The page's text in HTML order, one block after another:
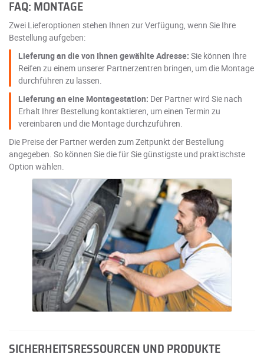
FAQ: MONTAGE
Zwei Lieferoptionen stehen Ihnen zur Verfügung, wenn Sie Ihre
Bestellung aufgeben:
Lieferung an die von Ihnen gewählte Adresse: Sie können Ihre
Reifen zu einem unserer Partnerzentren bringen, um die Montage
durchführen zu lassen.
Lieferung an eine Montagestation: Der Partner wird Sie nach
Erhalt Ihrer Bestellung kontaktieren, um einen Termin zu
vereinbaren und die Montage durchzuführen.
Die Preise der Partner werden zum Zeitpunkt der Bestellung
angegeben. So können Sie die für Sie günstigste und praktischste
Option wählen.
SICHERHEITSRESSOURCEN UND PRODUKTE